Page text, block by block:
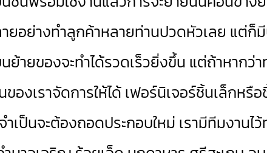
ยอย่างทำลูกค้าหลายท่านปวดหัวเลย แต่
ย้ายของจะทำได้รวดเร็วยิ่งขึ้น แต่ถ้าหากว่
องเราจัดการให้ได้ เฟอร์นิเจอร์ชิ้นเล็กห
ป็นจะต้องถอดประกอบใหม่ เรามีทีมงานไ